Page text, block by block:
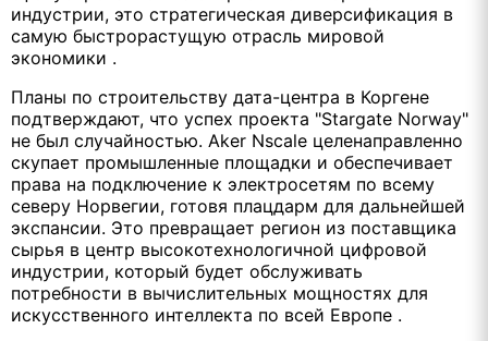
индустрии, это стратегическая диверсификация в
самую быстрорастущую отрасль мировой
экономики .
Планы по строительству дата-центра в Коргене
подтверждают, что успех проекта "Stargate Norway"
не был случайностью. Aker Nscale целенаправленно
скупает промышленные площадки и обеспечивает
права на подключение к электросетям по всему
северу Норвегии, готовя плацдарм для дальнейшей
экспансии. Это превращает регион из поставщика
сырья в центр высокотехнологичной цифровой
индустрии, который будет обслуживать
потребности в вычислительных мощностях для
искусственного интеллекта по всей Европе .